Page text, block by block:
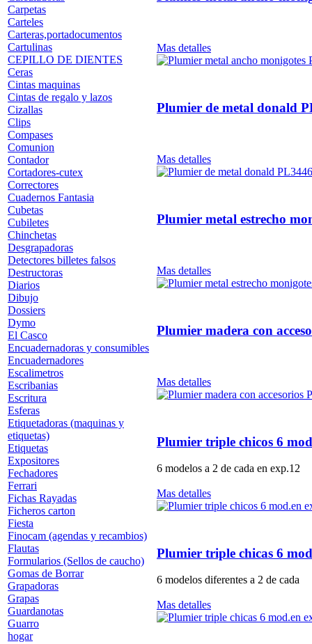
Carpetas
Carteles
Carteras,portadocumentos
Cartulinas
CEPILLO DE DIENTES
Ceras
Cintas maquinas
Cintas de regalo y lazos
Cizallas
Clips
Compases
Comunion
Contador
Cortadores-cutex
Correctores
Cuadernos Fantasia
Cubetas
Cubiletes
Chinchetas
Desgrapadoras
Detectores billetes falsos
Destructoras
Diarios
Dibujo
Dossiers
Dymo
El Casco
Encuadernadoras y consumibles
Encuadernadores
Escalimetros
Escribanias
Escritura
Esferas
Etiquetadoras (maquinas y
etiquetas)
Etiquetas
Expositores
Fechadores
Ferrari
Fichas Rayadas
Ficheros carton
Fiesta
Finocam (agendas y recambios)
Flautas
Formularios (Sellos de caucho)
Gomas de Borrar
Grapadoras
Grapas
Guardanotas
Guarro
hogar
Mas detalles
Plumier de metal donald
Mas detalles
Plumier metal estrecho
Mas detalles
Plumier madera con
Mas detalles
Plumier triple chicos 6
6 modelos a 2 de cada en exp.12
Mas detalles
Plumier triple chicas 6
6 modelos diferentes a 2 de cada
Mas detalles